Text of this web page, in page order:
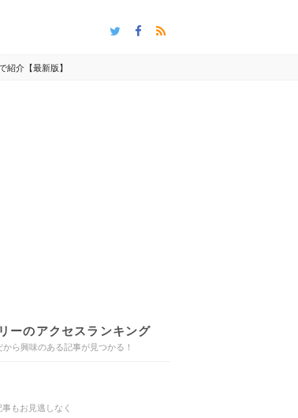
紹介【最新版】
ーのアクセスランキング
ら興味のある記事が見つかる！
もお見逃しなく